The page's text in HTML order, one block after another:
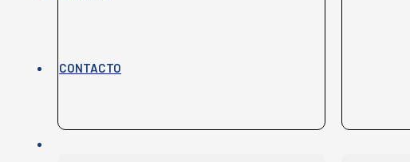
CONTACTO